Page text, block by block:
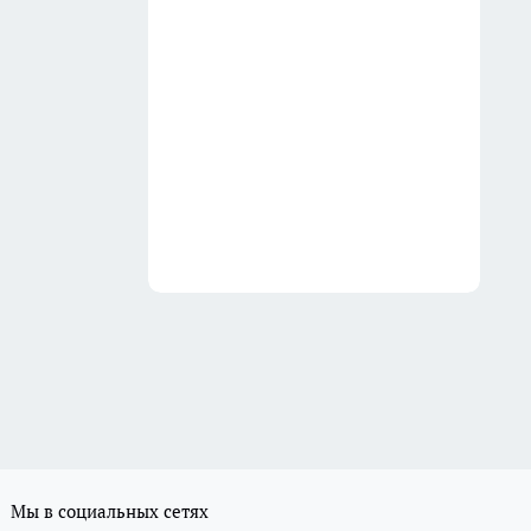
Мы в социальных сетях